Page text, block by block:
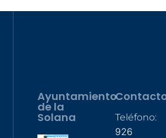
Ayuntamiento
de la
Solana Teléfono:
926